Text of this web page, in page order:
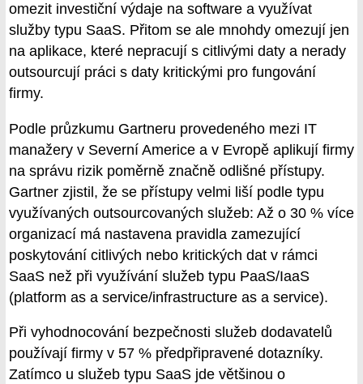
omezit investiční výdaje na software a využívat
služby typu SaaS. Přitom se ale mnohdy omezují jen
na aplikace, které nepracují s citlivými daty a nerady
outsourcují práci s daty kritickými pro fungování
firmy.
Podle průzkumu Gartneru provedeného mezi IT
manažery v Severní Americe a v Evropě aplikují firmy
na správu rizik poměrně značně odlišné přístupy.
Gartner zjistil, že se přístupy velmi liší podle typu
využívaných outsourcovaných služeb: Až o 30 % více
organizací má nastavena pravidla zamezující
poskytování citlivých nebo kritických dat v rámci
SaaS než při využívání služeb typu PaaS/IaaS
(platform as a service/infrastructure as a service).
Při vyhodnocování bezpečnosti služeb dodavatelů
používají firmy v 57 % předpřipravené dotazníky.
Zatímco u služeb typu SaaS jde většinou o